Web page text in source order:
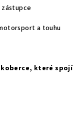
a touhu
které spojí